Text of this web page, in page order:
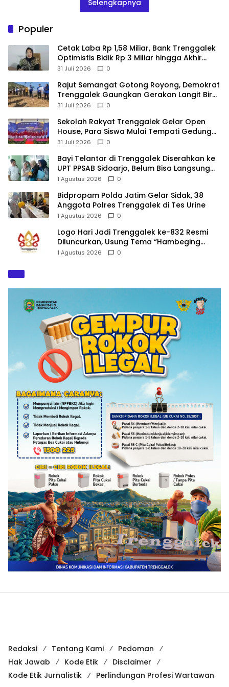
Selengkapnya
Populer
Cetak Laba Rp 1,58 Miliar, Bank Trenggalek
Optimistis Bidik Rp 3 Miliar hingga Akhir
Tahun
31 Juli 2026 0
​Rajut Semangat Gotong Royong, Demokrat
Trenggalek Gaungkan Gerakan Langit Biru
di Pantai Konang
31 Juli 2026 0
Sekolah Rakyat Trenggalek Gelar Open
House, Para Siswa Mulai Tempati Gedung
Baru
31 Juli 2026 0
Bayi Telantar di Trenggalek Diserahkan ke
UPT PPSAB Sidoarjo, Belum Bisa Langsung
Diadopsi
1 Agustus 2026 0
Bidpropam Polda Jatim Gelar Sidak, 38
Anggota Polres Trenggalek di Tes Urine
1 Agustus 2026 0
Logo Hari Jadi Trenggalek ke-832 Resmi
Diluncurkan, Usung Tema “Hambeging
Bumi” Gaungkan Harmoni dengan Alam
1 Agustus 2026 0
Redaksi Tentang Kami
Pedoman
Hak Jawab
Kode Etik
Disclaimer
Kode Etik Jurnalistik
Perlindungan Profesi Wartawan